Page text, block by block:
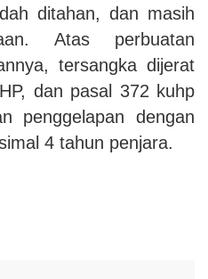
ditahan, dan masih
Atas perbuatan
tersangka dijerat
dan pasal 372 kuhp
penggelapan dengan
4 tahun penjara.